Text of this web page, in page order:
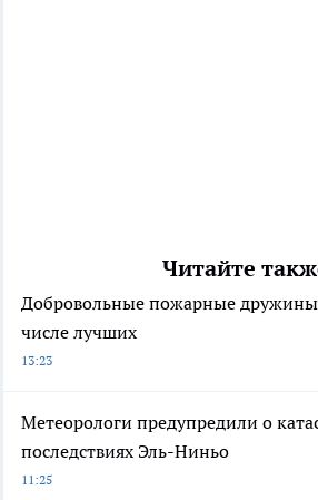
Читайте
Добровольные пожарные
числе лучших
13:23
Метеорологи предупредили о
последствиях Эль-Ниньо
11:25